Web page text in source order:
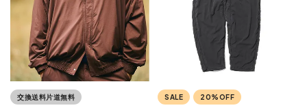
交換送料片道無料 SALE 20%OFF